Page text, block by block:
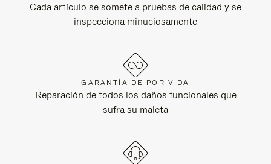
Cada artículo se somete a pruebas de calidad y se
inspecciona minuciosamente
GARANTÍA DE POR VIDA
Reparación de todos los daños funcionales que
sufra su maleta